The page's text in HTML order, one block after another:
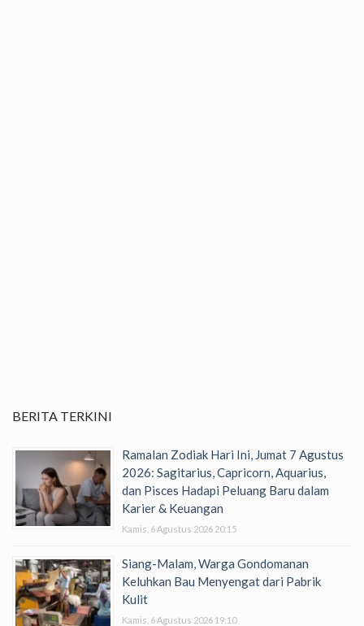
BERITA TERKINI
Ramalan Zodiak Hari Ini, Jumat 7 Agustus
2026: Sagitarius, Capricorn, Aquarius,
dan Pisces Hadapi Peluang Baru dalam
Karier & Keuangan
Kamis, 6 Agustus 2026 20:15
Siang-Malam, Warga Gondomanan
Keluhkan Bau Menyengat dari Pabrik
Kulit
Kamis, 6 Agustus 2026 19:10